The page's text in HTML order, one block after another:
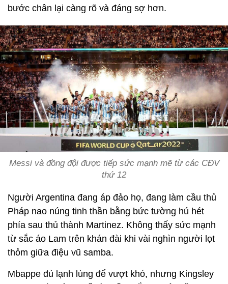
bước chân lại càng rõ và đáng sợ hơn.
Messi và đồng đội được tiếp sức mạnh mẽ từ các CĐV
thứ 12
Người Argentina đang áp đảo họ, đang làm cầu thủ
Pháp nao núng tinh thần bằng bức tường hú hét
phía sau thủ thành Martinez. Không thấy sức mạnh
từ sắc áo Lam trên khán đài khi vài nghìn người lọt
thỏm giữa điệu vũ samba.
Mbappe đủ lạnh lùng để vượt khó, nhưng Kingsley